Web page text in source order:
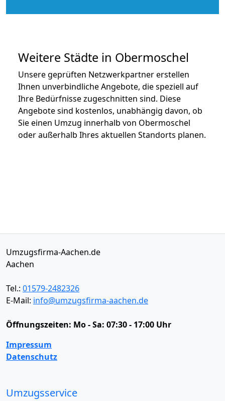
Weitere Städte in Obermoschel
Unsere geprüften Netzwerkpartner erstellen
Ihnen unverbindliche Angebote, die speziell auf
Ihre Bedürfnisse zugeschnitten sind. Diese
Angebote sind kostenlos, unabhängig davon, ob
Sie einen Umzug innerhalb von Obermoschel
oder außerhalb Ihres aktuellen Standorts planen.
Umzugsfirma-Aachen.de
Aachen
Tel.: 01579-2482326
E-Mail: info@umzugsfirma-aachen.de
Öffnungszeiten: Mo - Sa: 07:30 - 17:00 Uhr
Impressum
Datenschutz
Umzugsservice